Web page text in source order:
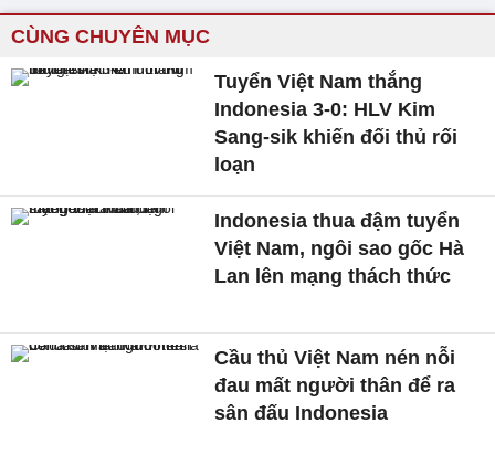
CÙNG CHUYÊN MỤC
Tuyển Việt Nam thắng
Indonesia 3-0: HLV Kim
Sang-sik khiến đối thủ rối
loạn
Indonesia thua đậm tuyển
Việt Nam, ngôi sao gốc Hà
Lan lên mạng thách thức
Cầu thủ Việt Nam nén nỗi
đau mất người thân để ra
sân đấu Indonesia